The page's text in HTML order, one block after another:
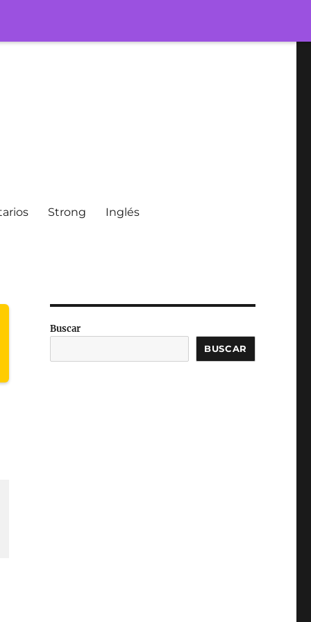
Strong Inglés
Buscar
BUSCAR